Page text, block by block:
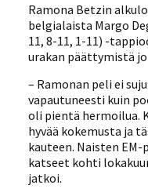
Ramona Betzin
belgialaista Margo
11, 8-11, 1-11) -
urakan päättymistä
– Ramonan peli ei
vapautuneesti kuin
oli pientä hermoilua.
hyvää kokemusta ja
kauteen. Naisten
katseet kohti
jatkoi.